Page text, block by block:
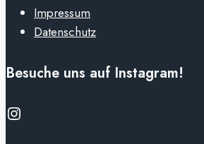
Impressum
Datenschutz
Besuche uns auf Instagram!
Instagram